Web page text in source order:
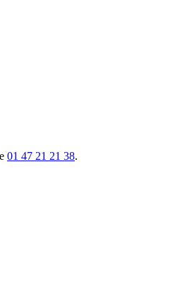
01 47 21 21 38.